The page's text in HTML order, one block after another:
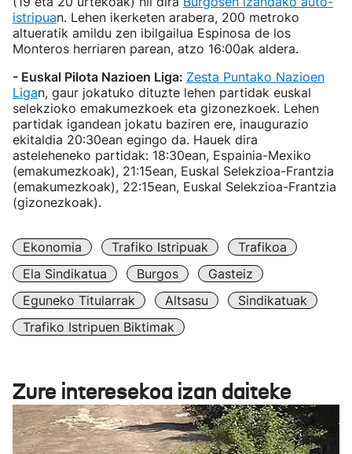
istripuan. Lehen ikerketen arabera, 200 metroko
altueratik amildu zen ibilgailua Espinosa de los
Monteros herriaren parean, atzo 16:00ak aldera.
- Euskal Pilota Nazioen Liga: Zesta Puntako Nazioen
Ligan, gaur jokatuko dituzte lehen partidak euskal
selekzioko emakumezkoek eta gizonezkoek. Lehen
partidak igandean jokatu baziren ere, inaugurazio
ekitaldia 20:30ean egingo da. Hauek dira
asteleheneko partidak: 18:30ean, Espainia-Mexiko
(emakumezkoak), 21:15ean, Euskal Selekzioa-Frantzia
(emakumezkoak), 22:15ean, Euskal Selekzioa-Frantzia
(gizonezkoak).
Ekonomia Trafiko Istripuak
Trafikoa
Ela Sindikatua
Burgos
Gasteiz
Eguneko Titularrak
Altsasu
Sindikatuak
Trafiko Istripuen Biktimak
Zure interesekoa izan daiteke